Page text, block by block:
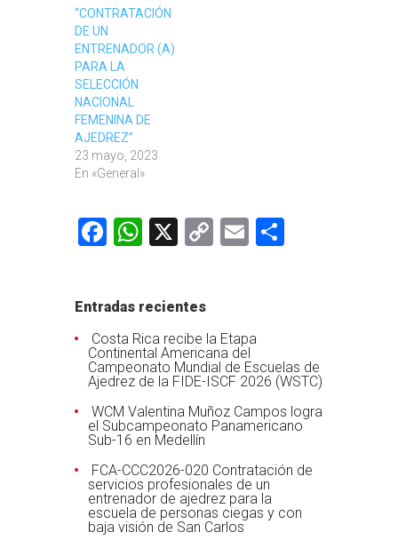
“CONTRATACIÓN
DE UN
ENTRENADOR (A)
PARA LA
SELECCIÓN
NACIONAL
FEMENINA DE
AJEDREZ”
23 mayo, 2023
En «General»
Facebook
WhatsApp
X
CopyEmail
Entradas recientes
Costa Rica recibe la Etapa
Continental Americana del
Campeonato Mundial de Escuelas de
Ajedrez de la FIDE-ISCF 2026 (WSTC)
WCM Valentina Muñoz Campos logra
el Subcampeonato Panamericano
Sub-16 en Medellín
FCA-CCC2026-020 Contratación de
servicios profesionales de un
entrenador de ajedrez para la
escuela de personas ciegas y con
baja visión de San Carlos